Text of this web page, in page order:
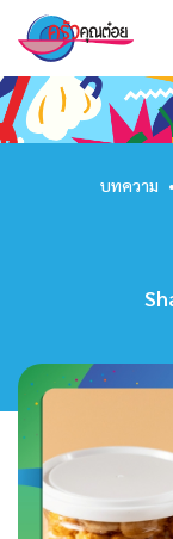
หน้าแรก
สูตรอาหาร
รายการย้อนหลัง
บทความ
ข่าวสาร
ติดต่อเรา
บทความ •